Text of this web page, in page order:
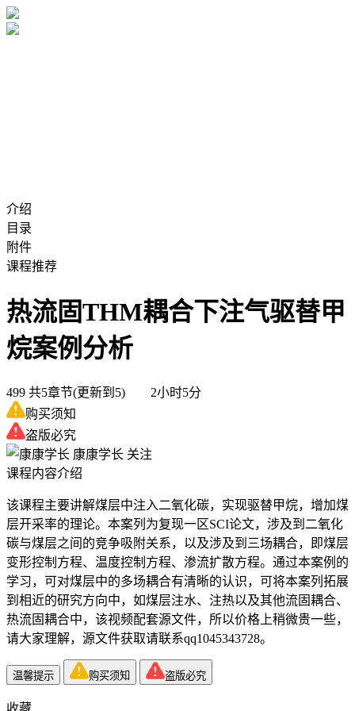
介绍
目录
附件
课程推荐
热流固THM耦合下注气驱替甲
烷案例分析
499 共5章节(更新到5) 2小时5分
购买须知
盗版必究
康康学长 关注
课程内容介绍
该课程主要讲解煤层中注入二氧化碳，实现驱替甲烷，增加煤
层开采率的理论。本案列为复现一区SCI论文，涉及到二氧化
碳与煤层之间的竞争吸附关系，以及涉及到三场耦合，即煤层
变形控制方程、温度控制方程、渗流扩散方程。通过本案例的
学习，可对煤层中的多场耦合有清晰的认识，可将本案列拓展
到相近的研究方向中，如煤层注水、注热以及其他流固耦合、
热流固耦合中，该视频配套源文件，所以价格上稍微贵一些，
请大家理解，源文件获取请联系qq1045343728。
温馨提示 购买须知 盗版必究
收藏